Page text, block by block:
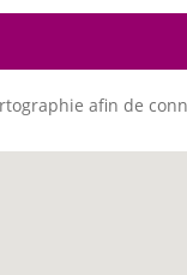
afin de